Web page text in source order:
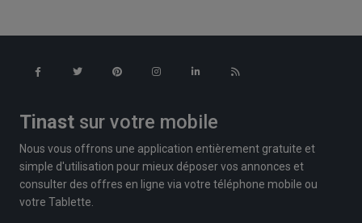
Tinast sur votre mobile
Nous vous offrons une application entièrement gratuite et
simple d'utilisation pour mieux déposer vos annonces et
consulter des offres en ligne via votre téléphone mobile ou
votre Tablette.